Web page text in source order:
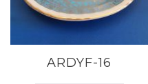
ARDYF-16